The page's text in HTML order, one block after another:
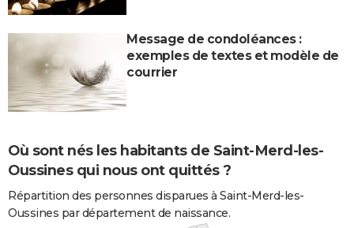
Message de condoléances :
exemples de textes et modèle de
courrier
Où sont nés les habitants de Saint-Merd-les-
Oussines qui nous ont quittés ?
Répartition des personnes disparues à Saint-Merd-les-
Oussines par département de naissance.